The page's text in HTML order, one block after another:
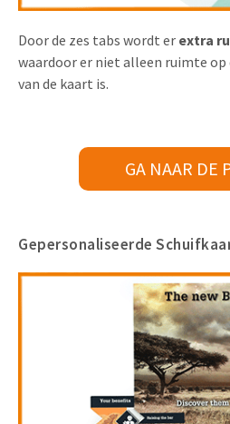
Door de zes tabs wordt er extra
waardoor er niet alleen ruimte
van de kaart is.
GA NAAR DE
Gepersonaliseerde